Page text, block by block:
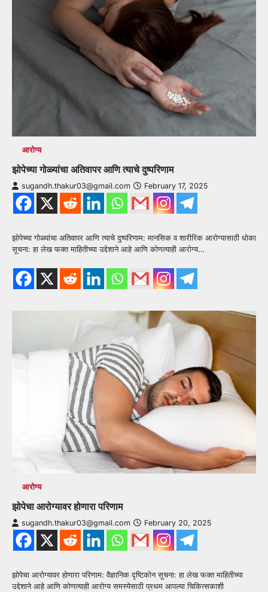
आरोग्य
झोपेच्या गोळ्यांचा अतिवापर आणि त्याचे दुष्परिणाम
sugandh.thakur03@gmail.com February 17, 2025
झोपेच्या गोळ्यांचा अतिवापर आणि त्याचे दुष्परिणाम: मानसिक व शारीरिक आरोग्यासाठी धोका
सूचना: हा लेख फक्त माहितीच्या उद्देशाने आहे आणि कोणत्याही आरोग्य…
आरोग्य
झोपेचा आरोग्यावर होणारा परिणाम
sugandh.thakur03@gmail.com February 20, 2025
झोपेचा आरोग्यावर होणारा परिणाम: वैज्ञानिक दृष्टिकोन सूचना: हा लेख फक्त माहितीच्या
उद्देशाने आहे आणि कोणत्याही आरोग्य समस्येसाठी प्रथम आपल्या चिकित्सकाशी